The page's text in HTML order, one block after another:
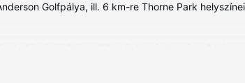
Golfpálya, ill. 6 km-re Thorne Park
pedig kapcsolatban maradhat